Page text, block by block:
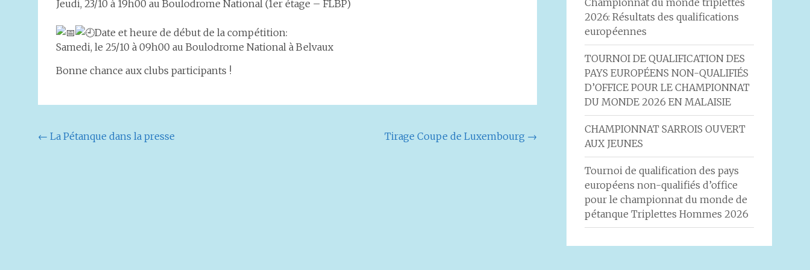
Jeudi, 23/10 à 19h00 au Boulodrome National (1er étage – FLBP)
Date et heure de début de la compétition:
Samedi, le 25/10 à 09h00 au Boulodrome National à Belvaux
Bonne chance aux clubs participants !
Navigation
← La Pétanque dans la presse Tirage Coupe de Luxembourg →
Championnat du monde triplettes
2026: Résultats des qualifications
européennes
TOURNOI DE QUALIFICATION DES
PAYS EUROPÉENS NON-QUALIFIÉS
D’OFFICE POUR LE CHAMPIONNAT
DU MONDE 2026 EN MALAISIE
CHAMPIONNAT SARROIS OUVERT
AUX JEUNES
Tournoi de qualification des pays
européens non-qualifiés d’office
pour le championnat du monde de
pétanque Triplettes Hommes 2026